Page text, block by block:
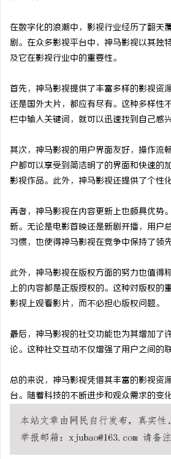
在数字化的浪潮中，影视行业经历了翻天
剧。在众多影视平台中，神马影视以其独
及它在影视行业中的重要性。
首先，神马影视提供了丰富多样的影视资
还是国外大片，都应有尽有。这种多样性
栏中输入关键词，就可以迅速找到自己感
其次，神马影视的用户界面友好，操作流
户都可以享受到简洁明了的界面和快速的
影视作品。此外，神马影视还提供了个性
再者，神马影视在内容更新上也颇具优势
新。无论是电影首映还是新剧开播，用户
习惯，也使得神马影视在竞争中保持了领先
此外，神马影视在版权方面的努力也值得
上的内容都是正版授权的。这种对版权的
影视上观看影片，而不必担心版权问题。
最后，神马影视的社交功能也为其增加了
论。这种社交互动不仅增强了用户之间的
总的来说，神马影视凭借其丰富的影视资
台。随着科技的不断进步和观众需求的变
汉配眼镜 上海配眼镜